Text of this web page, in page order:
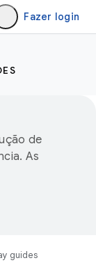
Fazer login
de
As
guides